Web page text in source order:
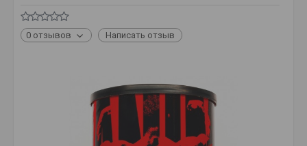
0 отзывов Написать отзыв